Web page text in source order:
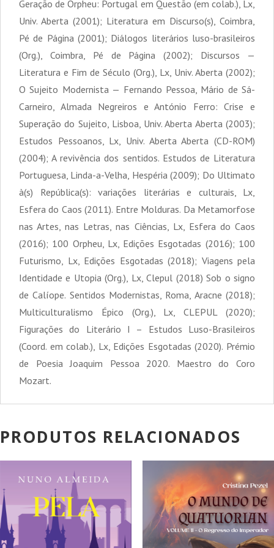
Geração de Orpheu: Portugal em Questão (em colab.), Lx,
Univ. Aberta (2001); Literatura em Discurso(s), Coimbra,
Pé de Página (2001); Diálogos literários luso-brasileiros
(Org.), Coimbra, Pé de Página (2002); Discursos —
Literatura e Fim de Século (Org.), Lx, Univ. Aberta (2002);
O Sujeito Modernista — Fernando Pessoa, Mário de Sá-
Carneiro, Almada Negreiros e António Ferro: Crise e
Superação do Sujeito, Lisboa, Univ. Aberta Aberta (2003);
Estudos Pessoanos, Lx, Univ. Aberta Aberta (CD-ROM)
(2004); A revivência dos sentidos. Estudos de Literatura
Portuguesa, Linda-a-Velha, Hespéria (2009); Do Ultimato
à(s) República(s): variações literárias e culturais, Lx,
Esfera do Caos (2011). Entre Molduras. Da Metamorfose
nas Artes, nas Letras, nas Ciências, Lx, Esfera do Caos
(2016); 100 Orpheu, Lx, Edições Esgotadas (2016); 100
Futurismo, Lx, Edições Esgotadas (2018); Viagens pela
Identidade e Utopia (Org.), Lx, Clepul (2018) Sob o signo
de Calíope. Sentidos Modernistas, Roma, Aracne (2018);
Multiculturalismo Épico (Org.), Lx, CLEPUL (2020);
Figurações do Literário I – Estudos Luso-Brasileiros
(Coord. em colab.), Lx, Edições Esgotadas (2020). Prémio
de Poesia Joaquim Pessoa 2020. Maestro do Coro
Mozart.
PRODUTOS RELACIONADOS
PROMOÇÃO! PROMOÇÃO!